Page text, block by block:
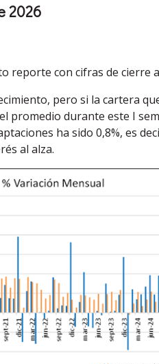
2026
reporte con cifras de cierre
pero si la cartera
promedio durante este I
ha sido 0,8%, es
al alza.